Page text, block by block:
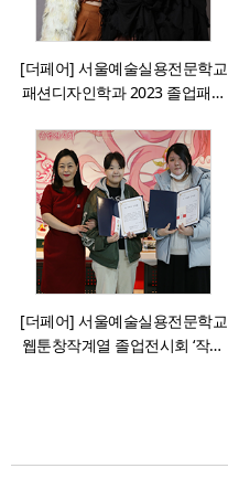
[더페어] 서울예술실용전문학교
패션디자인학과 2023 졸업패션
[더페어] 서울예술실용전문학교
웹툰창작계열 졸업전시회 ‘작약’